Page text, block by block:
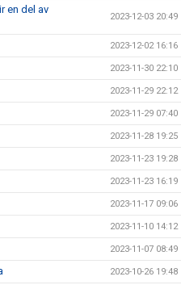
en del av
2023-12-03 20:49
2023-12-02 16:16
2023-11-30 22:10
2023-11-29 22:12
2023-11-29 07:40
2023-11-28 19:25
2023-11-23 19:28
2023-11-23 16:19
2023-11-17 09:06
2023-11-10 14:12
2023-11-07 08:49
2023-10-26 19:48